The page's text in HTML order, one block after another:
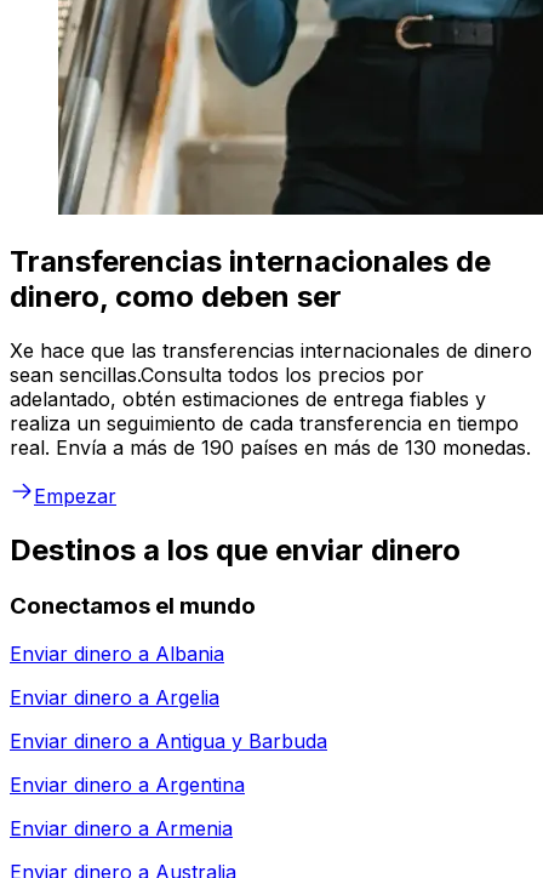
Transferencias internacionales de
dinero, como deben ser
Xe hace que las transferencias internacionales de dinero
sean sencillas.Consulta todos los precios por
adelantado, obtén estimaciones de entrega fiables y
realiza un seguimiento de cada transferencia en tiempo
real. Envía a más de 190 países en más de 130 monedas.
Empezar
Destinos a los que enviar dinero
Conectamos el mundo
Enviar dinero a Albania
Enviar dinero a Argelia
Enviar dinero a Antigua y Barbuda
Enviar dinero a Argentina
Enviar dinero a Armenia
Enviar dinero a Australia